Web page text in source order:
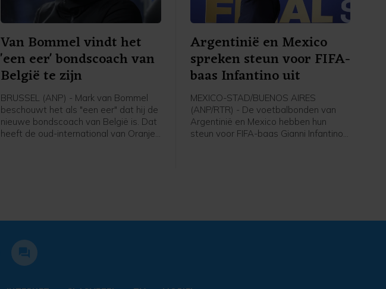
Van Bommel vindt het
'een eer' bondscoach van
België te zijn
BRUSSEL (ANP) - Mark van Bommel
beschouwt het als "een eer" dat hij de
nieuwe bondscoach van België is. Dat
heeft de oud-international van Oranje
Argentinië en Mexico
spreken steun voor FIFA-
baas Infantino uit
MEXICO-STAD/BUENOS AIRES
(ANP/RTR) - De voetbalbonden van
Argentinië en Mexico hebben hun
steun voor FIFA-baas Gianni Infantino